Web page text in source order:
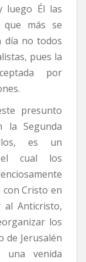
luego Él las
que más se
día no todos
pues la
por
presunto
la Segunda
es un
el cual los
Cristo en
al Anticristo,
los
de Jerusalén
una venida